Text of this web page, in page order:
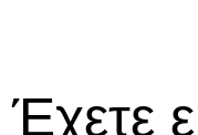
Έχετε